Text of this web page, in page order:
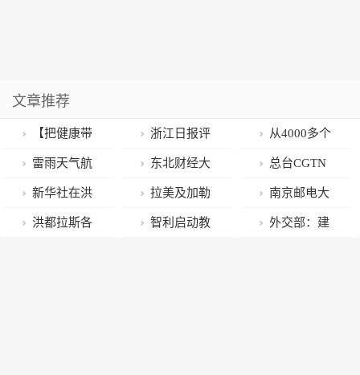
文章推荐
【把健康带
回家】你对
“斜视”知多
少？
浙江日报评
论员：三论深
入实施“八八战
略”强力推进创
从4000多个
视角传播廉洁
文化 玉琮杯，
何以越办越火
雷雨天气航
班取消旅客跪
地求起飞,东航
东北财经大
学法学院与大
连国际仲裁院
总台CGTN
节目落地洪都
拉斯国家电视
新华社在洪
都拉斯设立分
拉美及加勒
比地区驻华使
南京邮电大
学王友国副校
洪都拉斯各 智利启动教 外交部：建